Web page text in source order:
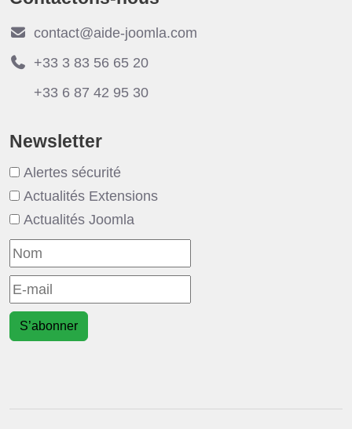
contact@aide-joomla.com
+33 3 83 56 65 20
+33 6 87 42 95 30
Newsletter
Alertes sécurité
Actualités Extensions
Actualités Joomla
S’abonner